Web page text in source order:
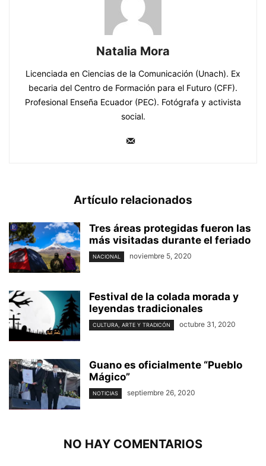
Natalia Mora
Licenciada en Ciencias de la Comunicación (Unach). Ex
becaria del Centro de Formación para el Futuro (CFF).
Profesional Enseña Ecuador (PEC). Fotógrafa y activista
social.
Artículo relacionados
Tres áreas protegidas fueron las
más visitadas durante el feriado
NACIONAL noviembre 5, 2020
Festival de la colada morada y
leyendas tradicionales
CULTURA, ARTE Y TRADICÓN octubre 31, 2020
Guano es oficialmente “Pueblo
Mágico”
NOTICIAS septiembre 26, 2020
NO HAY COMENTARIOS